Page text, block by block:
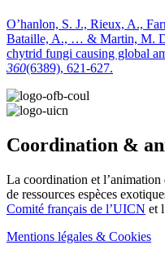
O’hanlon, S. J., Rieux, A.,
Bataille, A., … & Martin, M.
chytrid fungi causing global
360(6389), 621-627.
Coordination &
La coordination et l’animation
de ressources espèces
Comité français de l’UICN et
Mentions légales & Cookies